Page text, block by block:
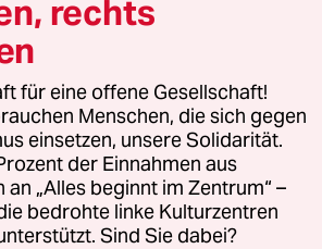
rechts
für eine offene Gesellschaft!
Menschen, die sich gegen
einsetzen, unsere Solidarität.
der Einnahmen aus
„Alles beginnt im Zentrum“ –
bedrohte linke Kulturzentren
Sind Sie dabei?